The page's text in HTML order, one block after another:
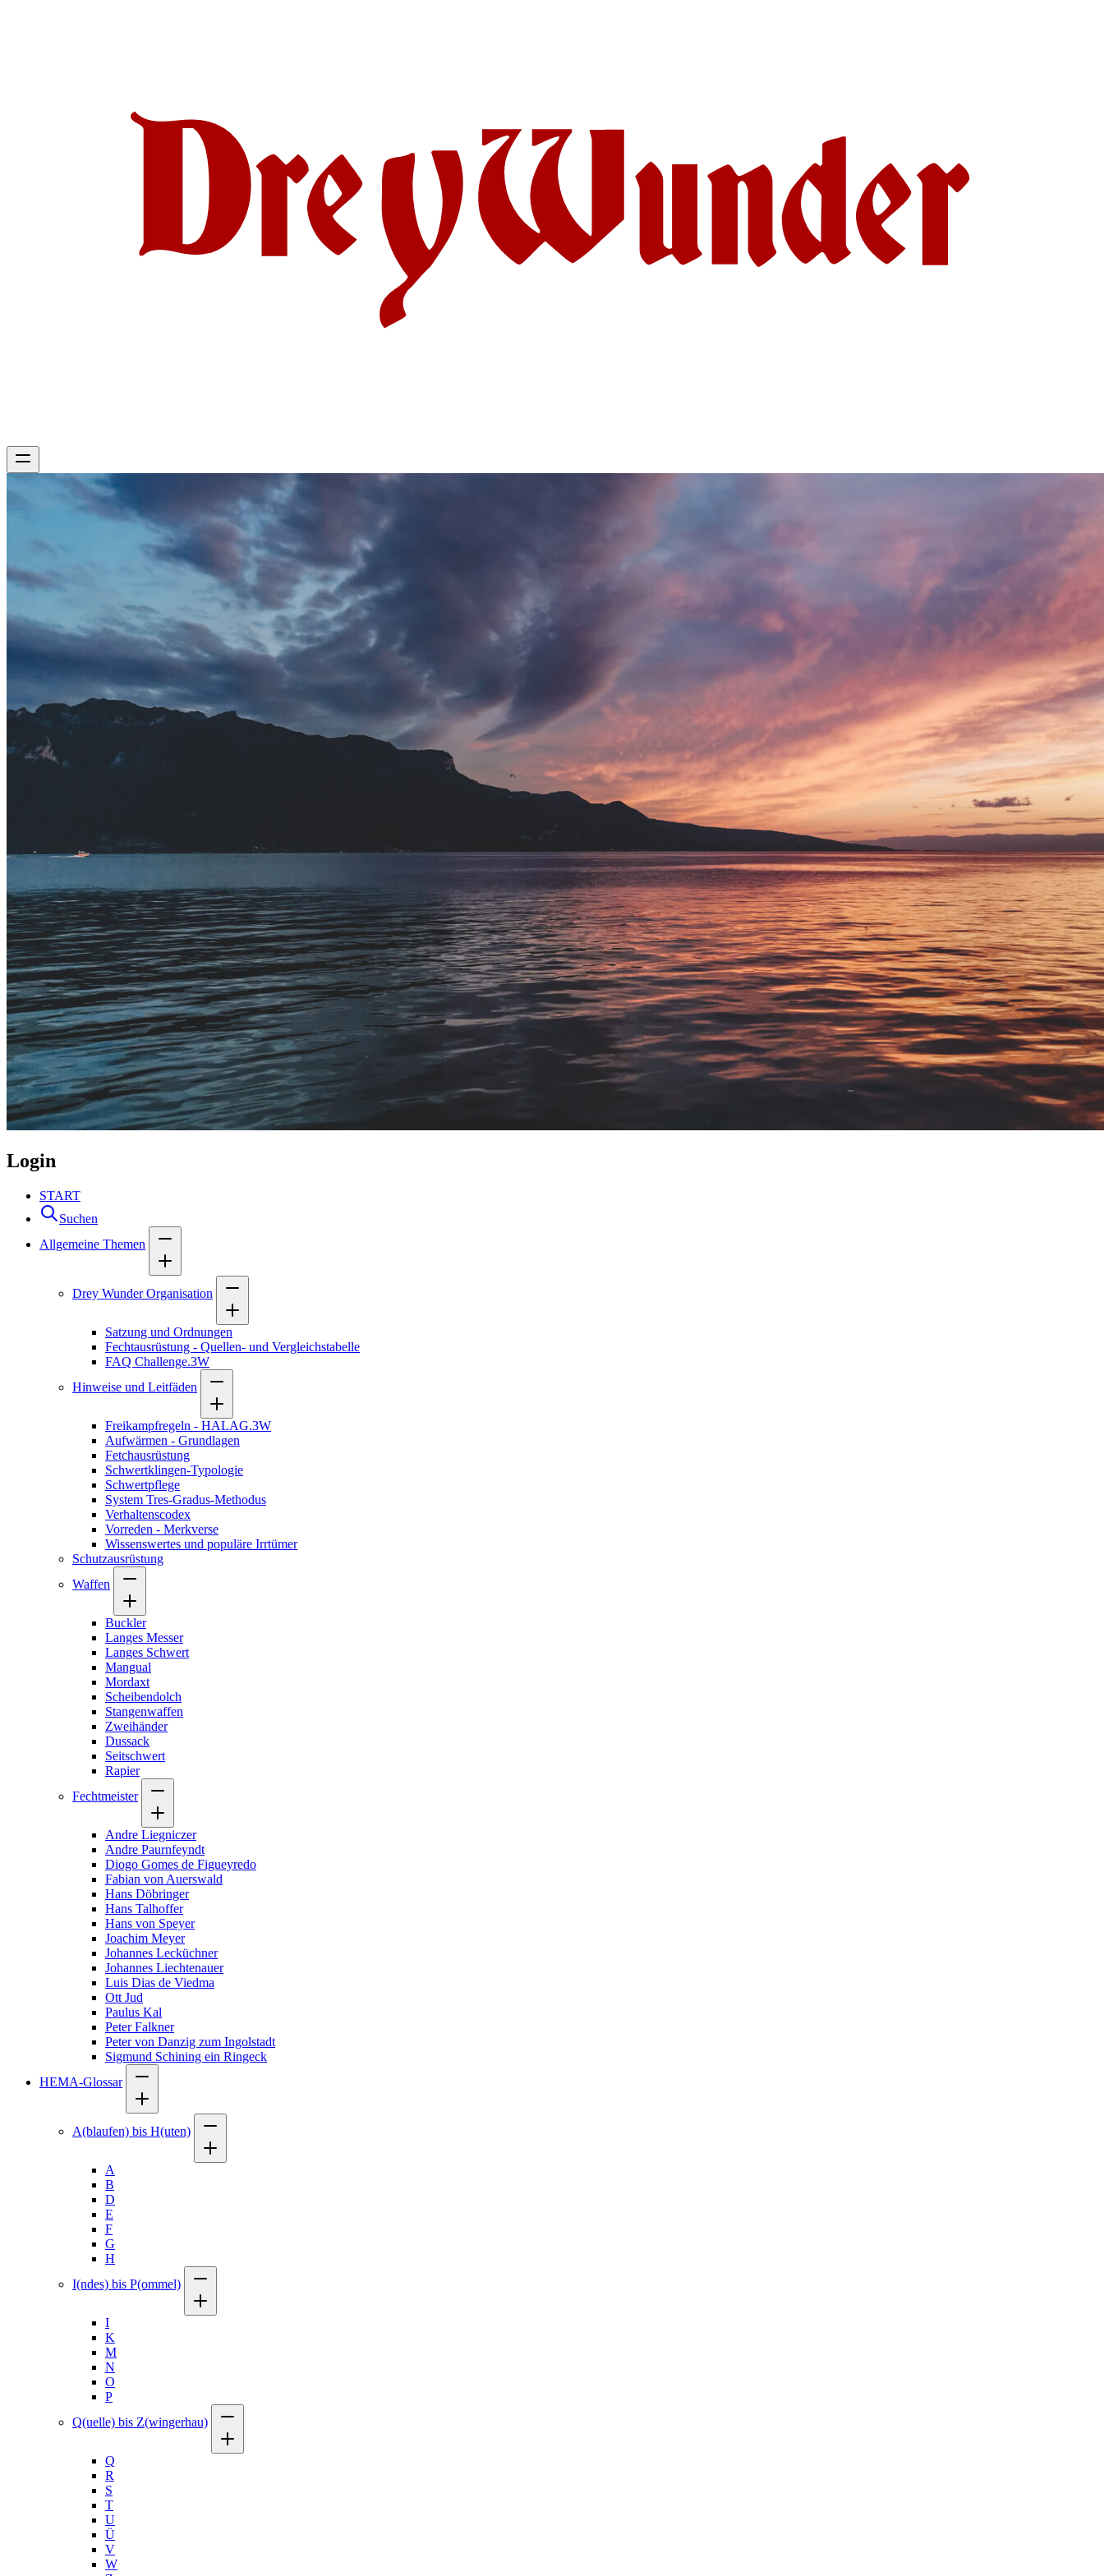
Login
START
Suchen
Allgemeine Themen
Drey Wunder Organisation
Satzung und Ordnungen
Fechtausrüstung - Quellen- und Vergleichstabelle
FAQ Challenge.3W
Hinweise und Leitfäden
Freikampfregeln - HALAG.3W
Aufwärmen - Grundlagen
Fetchausrüstung
Schwertklingen-Typologie
Schwertpflege
System Tres-Gradus-Methodus
Verhaltenscodex
Vorreden - Merkverse
Wissenswertes und populäre Irrtümer
Schutzausrüstung
Waffen
Buckler
Langes Messer
Langes Schwert
Mangual
Mordaxt
Scheibendolch
Stangenwaffen
Zweihänder
Dussack
Seitschwert
Rapier
Fechtmeister
Andre Liegniczer
Andre Paurnfeyndt
Diogo Gomes de Figueyredo
Fabian von Auerswald
Hans Döbringer
Hans Talhoffer
Hans von Speyer
Joachim Meyer
Johannes Lecküchner
Johannes Liechtenauer
Luis Dias de Viedma
Ott Jud
Paulus Kal
Peter Falkner
Peter von Danzig zum Ingolstadt
Sigmund Schining ein Ringeck
HEMA-Glossar
A(blaufen) bis H(uten)
A
B
D
E
F
G
H
I(ndes) bis P(ommel)
I
K
M
N
O
P
Q(uelle) bis Z(wingerhau)
Q
R
S
T
U
Ü
V
W